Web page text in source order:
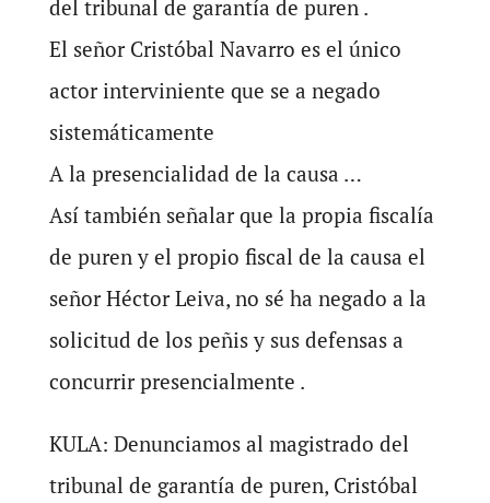
del tribunal de garantía de puren .
El señor Cristóbal Navarro es el único
actor interviniente que se a negado
sistemáticamente
A la presencialidad de la causa …
Así también señalar que la propia fiscalía
de puren y el propio fiscal de la causa el
señor Héctor Leiva, no sé ha negado a la
solicitud de los peñis y sus defensas a
concurrir presencialmente .
KULA: Denunciamos al magistrado del
tribunal de garantía de puren, Cristóbal